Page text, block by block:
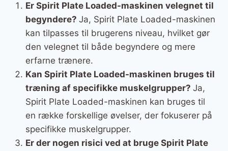
Er Spirit Plate Loaded-maskinen velegnet til
begyndere? Ja, Spirit Plate Loaded-maskinen
kan tilpasses til brugerens niveau, hvilket gør
den velegnet til både begyndere og mere
erfarne trænere.
Kan Spirit Plate Loaded-maskinen bruges til
træning af specifikke muskelgrupper? Ja,
Spirit Plate Loaded-maskinen kan bruges til
en række forskellige øvelser, der fokuserer på
specifikke muskelgrupper.
Er der nogen risici ved at bruge Spirit Plate